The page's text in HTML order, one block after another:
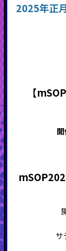
2025年正
【
サ